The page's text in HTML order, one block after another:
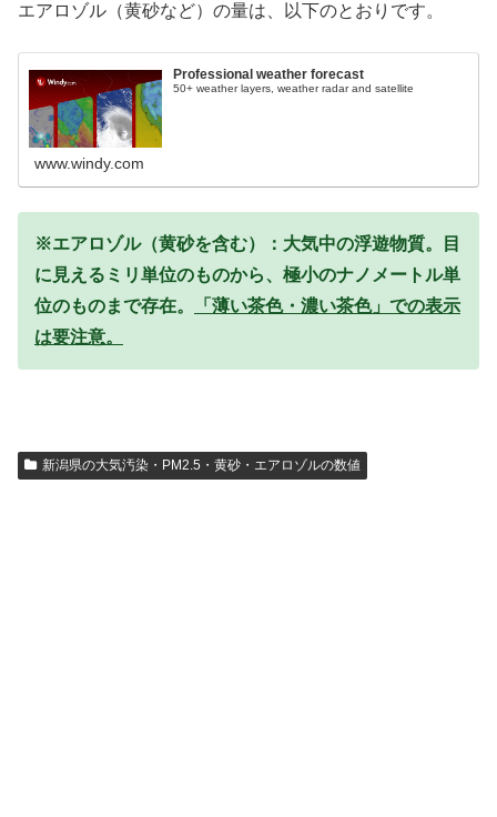
エアロゾル（黄砂など）の量は、以下のとおりです。
Professional weather forecast
50+ weather layers, weather radar and satellite
www.windy.com
※エアロゾル（黄砂を含む）：大気中の浮遊物質。目
に見えるミリ単位のものから、極小のナノメートル単
位のものまで存在。
「薄い茶色・濃い茶色」での表示
は要注意。
新潟県の大気汚染・PM2.5・黄砂・エアロゾルの数値